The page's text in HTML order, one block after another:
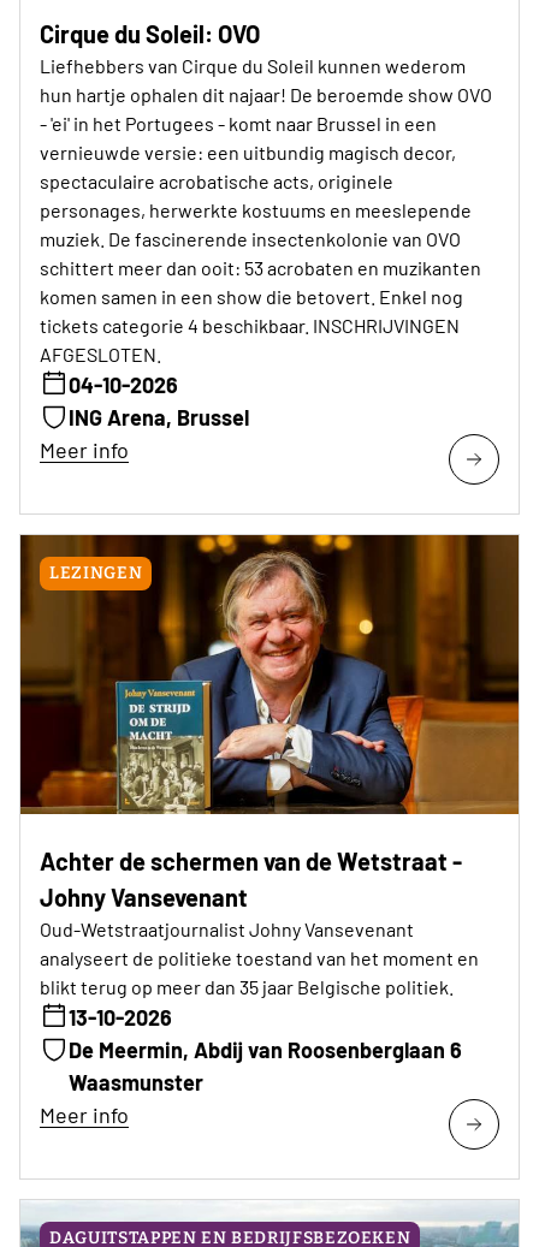
Cirque du Soleil: OVO
Liefhebbers van Cirque du Soleil kunnen wederom
hun hartje ophalen dit najaar! De beroemde show OVO
- 'ei' in het Portugees - komt naar Brussel in een
vernieuwde versie: een uitbundig magisch decor,
spectaculaire acrobatische acts, originele
personages, herwerkte kostuums en meeslepende
muziek. De fascinerende insectenkolonie van OVO
schittert meer dan ooit: 53 acrobaten en muzikanten
komen samen in een show die betovert. Enkel nog
tickets categorie 4 beschikbaar. INSCHRIJVINGEN
AFGESLOTEN.
04-10-2026
ING Arena, Brussel
Meer info
LEZINGEN
Achter de schermen van de Wetstraat -
Johny Vansevenant
Oud-Wetstraatjournalist Johny Vansevenant
analyseert de politieke toestand van het moment en
blikt terug op meer dan 35 jaar Belgische politiek.
13-10-2026
De Meermin, Abdij van Roosenberglaan 6
Waasmunster
Meer info
DAGUITSTAPPEN EN BEDRIJFSBEZOEKEN